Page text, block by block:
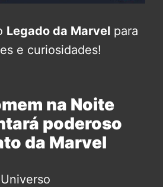
Legado da Marvel para
e curiosidades!
na Noite
poderoso
da Marvel